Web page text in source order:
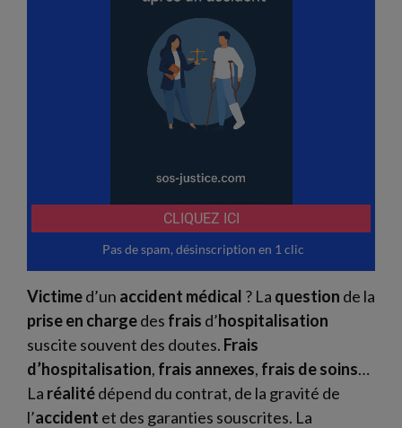
Victimed’un accident médical ? La question de la
prise en chargedes frais d’hospitalisation
suscite souvent des doutes. Frais
d’hospitalisation, frais annexes, frais de soins…
La réalitédépend du contrat, de la gravité de
l’accident et des garanties souscrites. La